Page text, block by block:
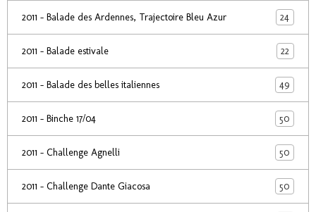
2011 - Balade des Ardennes, Trajectoire Bleu Azur 24
2011 - Balade estivale 22
2011 - Balade des belles italiennes 49
2011 - Binche 17/04 50
2011 - Challenge Agnelli 50
2011 - Challenge Dante Giacosa 50